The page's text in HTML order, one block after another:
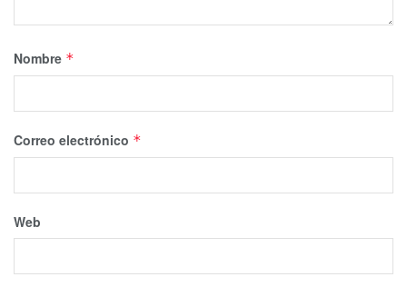
Nombre *
Correo electrónico *
Web